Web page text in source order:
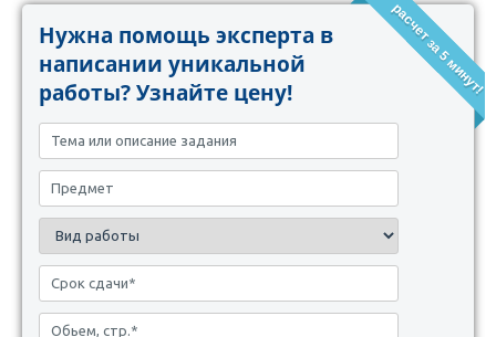
расчет за 5 минут!
Нужна помощь эксперта в
написании уникальной
работы? Узнайте цену!